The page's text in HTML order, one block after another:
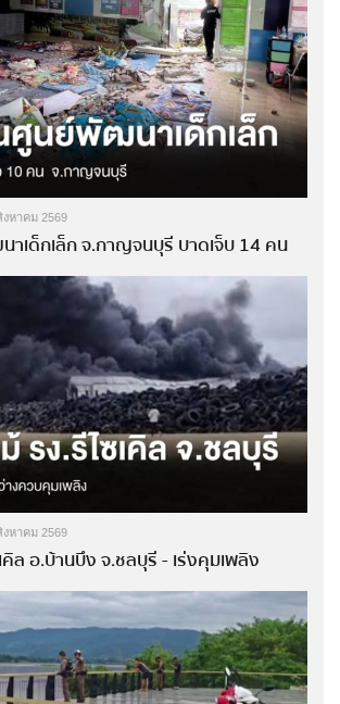
งหาคม 2569
เด็กเล็ก จ.กาญจนบุรี บาดเจ็บ 14 คน
งหาคม 2569
คิล อ.บ้านบึง จ.ชลบุรี - เร่งคุมเพลิง